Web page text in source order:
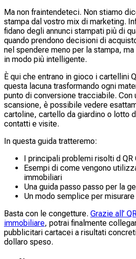
Ma non fraintendeteci. Non stiamo
stampa dal vostro mix di marketing.
fidano degli annunci stampati più di
quando prendono decisioni di
nel spendere meno per la stampa,
in modo più intelligente.
È qui che entrano in gioco i cartellini
questa lacuna trasformando ogni
punto di conversione tracciabile. Con
scansione, è possibile vedere
cartoline, cartello da giardino o lotto
contatti e visite.
In questa guida tratteremo:
I principali problemi risolti d QR
Esempi di come vengono
immobiliari
Una guida passo passo per la
Un modo semplice per misurare
Basta con le congetture. Grazie all’
immobiliare, potrai finalmente
pubblicitari cartacei a risultati
dollaro speso.